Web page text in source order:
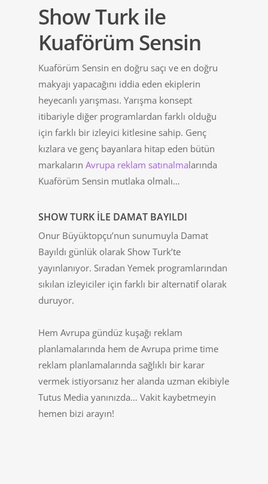
Show Turk ile
Kuaförüm Sensin
Kuaförüm Sensin en doğru saçı ve en doğru
makyajı yapacağını iddia eden ekiplerin
heyecanlı yarışması. Yarışma konsept
itibariyle diğer programlardan farklı olduğu
için farklı bir izleyici kitlesine sahip. Genç
kızlara ve genç bayanlara hitap eden bütün
markaların Avrupa reklam satınalmalarında
Kuaförüm Sensin mutlaka olmalı…
SHOW TURK ILE DAMAT BAYILDI
Onur Büyüktopçu’nun sunumuyla Damat
Bayıldı günlük olarak Show Turk’te
yayınlanıyor. Sıradan Yemek programlarından
sıkılan izleyiciler için farklı bir alternatif olarak
duruyor.
Hem Avrupa gündüz kuşağı reklam
planlamalarında hem de Avrupa prime time
reklam planlamalarında sağlıklı bir karar
vermek istiyorsanız her alanda uzman ekibiyle
Tutus Media yanınızda… Vakit kaybetmeyin
hemen bizi arayın!